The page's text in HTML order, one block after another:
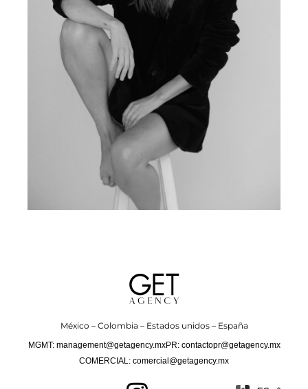
México – Colombia – Estados unidos – España
MGMT: management@getagency.mxPR: contactopr@getagency.mx
COMERCIAL: comercial@getagency.mx